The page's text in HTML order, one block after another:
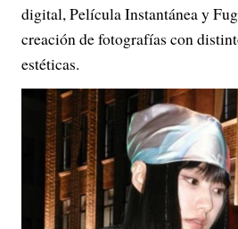
digital, Película Instantánea y
creación de fotografías con
estéticas.